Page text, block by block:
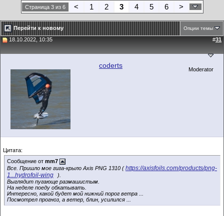
Страница 3 из 6 < 1 2 3 4 5 6 >
Перейти к новому Опции темы
18.10.2022, 10:35 #31
coderts Moderator
Цитата:
Сообщение от mm7
Все. Пришло мое гига-крыло Axis PNG 1310 (https://axisfoils.com/products/png-
1...hydrofoil-wing
).
Выглядит пугающе размашистым.
На неделе поеду обкатывать.
Интересно, какой будет мой нижний порог ветра ...
Посмотрел прогноз, а ветер, блин, усилился ...